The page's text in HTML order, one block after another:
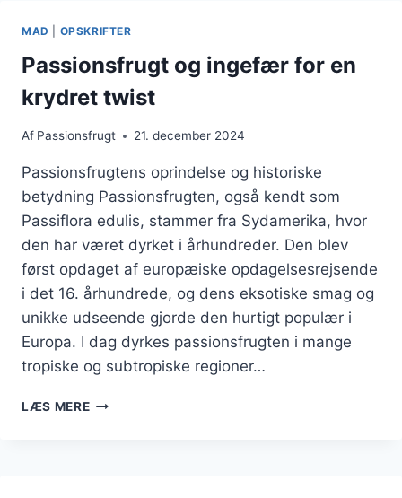
MAD OPSKRIFTER
Passionsfrugt og ingefær for en
krydret twist
Af Passionsfrugt 21. december 2024
Passionsfrugtens oprindelse og historiske
betydning Passionsfrugten, også kendt som
Passiflora edulis, stammer fra Sydamerika, hvor
den har været dyrket i århundreder. Den blev
først opdaget af europæiske opdagelsesrejsende
i det 16. århundrede, og dens eksotiske smag og
unikke udseende gjorde den hurtigt populær i
Europa. I dag dyrkes passionsfrugten i mange
tropiske og subtropiske regioner…
LÆS MEREPASSIONSFRUGT